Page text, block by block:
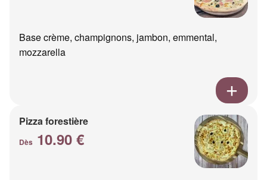
Base crème, champignons, jambon, emmental,
mozzarella
Pizza forestière
Dès 10.90 €